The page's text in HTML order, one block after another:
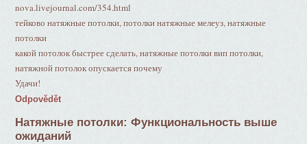
nova.livejournal.com/354.html
тейково натяжные потолки, потолки натяжные мелеуз, натяжные
потолки
какой потолок быстрее сделать, натяжные потолки вип потолки,
натяжной потолок опускается почему
Удачи!
Odpovědět
Натяжные потолки: Функциональность выше
ожиданий